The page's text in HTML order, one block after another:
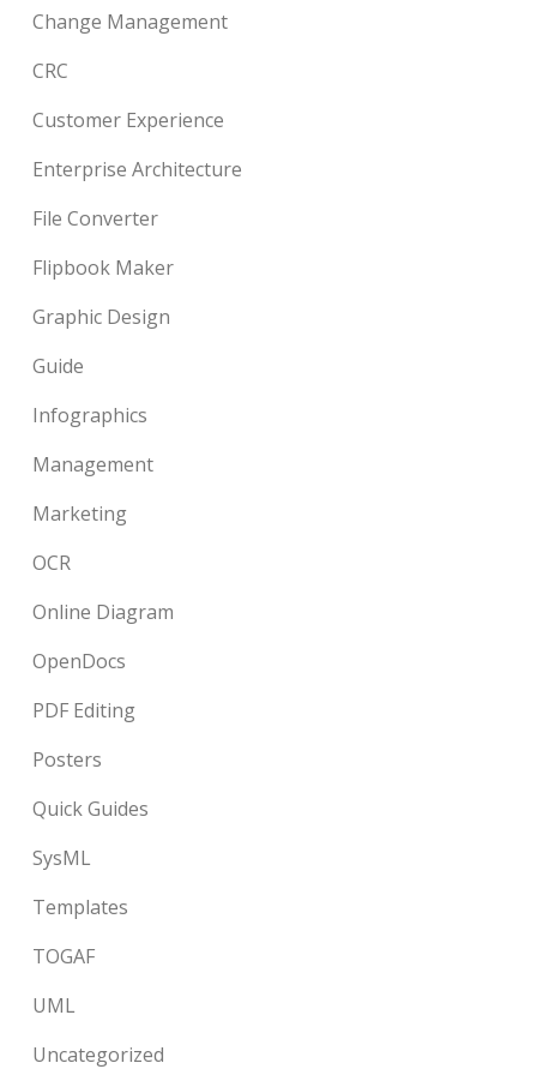
Change Management
CRC
Customer Experience
Enterprise Architecture
File Converter
Flipbook Maker
Graphic Design
Guide
Infographics
Management
Marketing
OCR
Online Diagram
OpenDocs
PDF Editing
Posters
Quick Guides
SysML
Templates
TOGAF
UML
Uncategorized